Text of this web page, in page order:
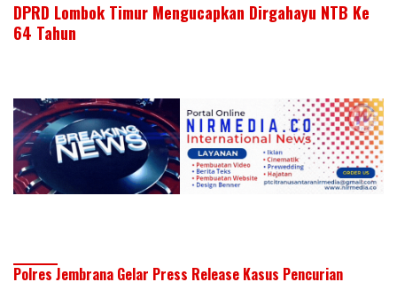
DPRD Lombok Timur Mengucapkan Dirgahayu NTB Ke
64 Tahun
Polres Jembrana Gelar Press Release Kasus Pencurian